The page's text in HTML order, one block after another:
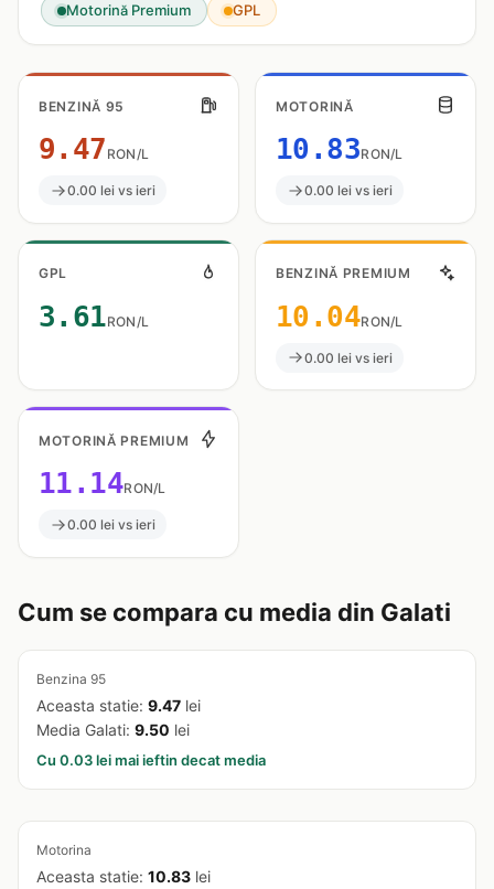
Motorină Premium
GPL
BENZINĂ 95
9.47 RON/L
0.00 lei vs ieri
MOTORINĂ
10.83RON/L
0.00 lei vs ieri
GPL
3.61RON/L
BENZINĂ PREMIUM
10.04RON/L
0.00 lei vs ieri
MOTORINĂ PREMIUM
11.14RON/L
0.00 lei vs ieri
Cum se compara cu media din Galati
Benzina 95
Aceasta statie: 9.47 lei
Media Galati: 9.50 lei
Cu 0.03 lei mai ieftin decat media
Motorina
Aceasta statie: 10.83 lei